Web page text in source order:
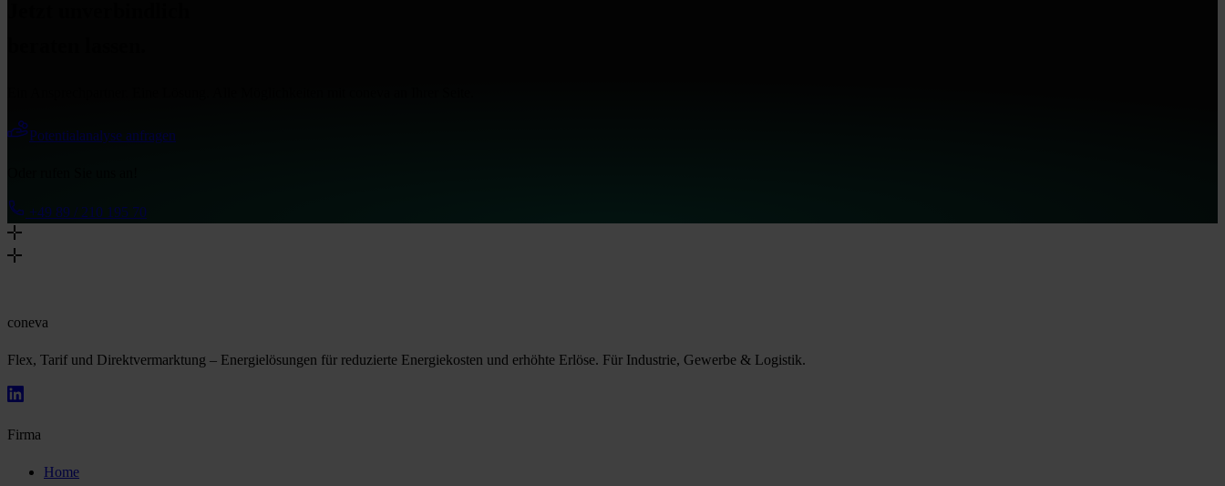
Potentialanalyse anfragen
+49 89 / 210 195 70
coneva
Flex, Tarif und Direktvermarktung – Energielösungen für reduzierte Energiekosten und erhöhte Erlöse. Für Industrie, Gewerbe & Logistik.
Firma
Home